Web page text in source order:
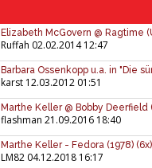
Elizabeth McGovern @ Ragtime
Ruffah 02.02.2014 12:47
Barbara Ossenkopp u.a. in "Die
karst 12.03.2012 01:51
Marthe Keller @ Bobby
flashman 21.09.2016 18:40
Marthe Keller - Fedora (1978) (6x)
LM82 04.12.2018 16:17